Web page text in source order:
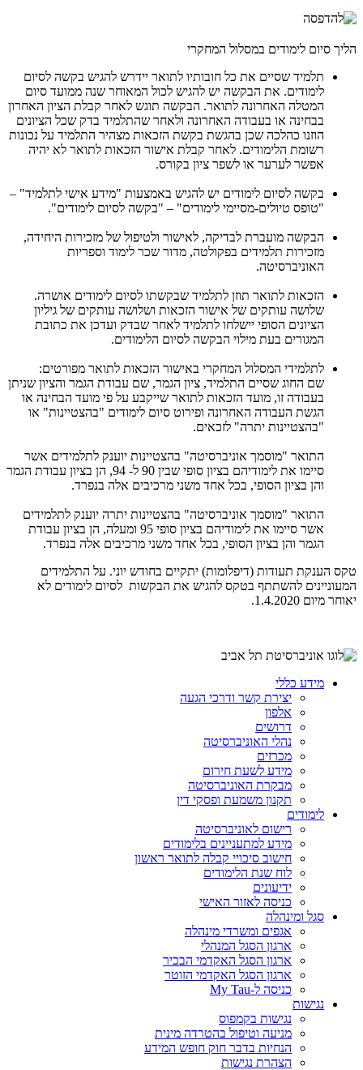
הליך סיום לימודים במסלול המחקרי
תלמיד שסיים את כל חובותיו לתואר יידרש להגיש בקשה לסיום
לימודים. את הבקשה יש להגיש לכול המאוחר שנה ממועד סיום
המטלה האחרונה לתואר. הבקשה תוגש לאחר קבלת הציון האחרון
בבחינה או בעבודה האחרונה ולאחר שהתלמיד בדק שכל הציונים
הוזנו כהלכה שכן בהגשת בקשת הזכאות מצהיר התלמיד על נכונות
רשומת הלימודים. לאחר קבלת אישור הזכאות לתואר לא יהיה
אפשר לערער או לשפר ציון בקורס.
בקשה לסיום לימודים יש להגיש באמצעות "מידע אישי לתלמיד" –
"טופס טיולים-מסיימי לימודים" – "בקשה לסיום לימודים".
הבקשה מועברת לבדיקה, לאישור ולטיפול של מזכירות היחידה,
מזכירות תלמידים בפקולטה, מדור שכר לימוד וספריות
האוניברסיטה.
הזכאות לתואר תוזן לתלמיד שבקשתו לסיום לימודים אושרה.
שלושה עותקים של אישור הזכאות ושלושה עותקים של גיליון
הציונים הסופי יישלחו לתלמיד לאחר שבדק ועדכן את כתובת
המגורים בעת מילוי הבקשה לסיום הלימודים.
לתלמידי המסלול המחקרי באישור הזכאות לתואר מפורטים:
שם החוג שסיים התלמיד, ציון הגמר, שם עבודת הגמר והציון שניתן
בעבודה זו, מועד הזכאות לתואר שייקבע על פי מועד הבחינה או
הגשת העבודה האחרונה ופירוט סיום לימודים "בהצטיינות" או
"בהצטיינות יתרה" לזכאים.
התואר "מוסמך אוניברסיטה" בהצטיינות יוענק לתלמידים אשר
סיימו את לימודיהם בציון סופי שבין 90 ל- 94, הן בציון עבודת הגמר
והן בציון הסופי, בכל אחד משני מרכיבים אלה בנפרד.
התואר "מוסמך אוניברסיטה" בהצטיינות יתרה יוענק לתלמידים
אשר סיימו את לימודיהם בציון סופי 95 ומעלה, הן בציון עבודת
הגמר והן בציון הסופי, בכל אחד משני מרכיבים אלה בנפרד.
טקס הענקת תעודות (דיפלומות) יתקיים בחודש יוני. על התלמידים
המעוניינים להשתתף בטקס להגיש את הבקשות לסיום לימודים לא
יאוחר מיום 1.4.2020.
מידע כללי
יצירת קשר ודרכי הגעה
אלפון
דרושים
נהלי האוניברסיטה
מכרזים
מידע לשעת חירום
מבקרת האוניברסיטה
תקנון משמעת ופסקי דין
לימודים
רישום לאוניברסיטה
מידע למתעניינים בלימודים
חישוב סיכויי קבלה לתואר ראשון
לוח שנת הלימודים
ידיעונים
כניסה לאזור האישי
סגל ומינהלה
אגפים ומשרדי מינהלה
ארגון הסגל המנהלי
ארגון הסגל האקדמי הבכיר
ארגון הסגל האקדמי הזוטר
כניסה ל-My Tau
נגישות
נגישות בקמפוס
מניעה וטיפול בהטרדה מינית
הנחיות בדבר חוק חופש המידע
הצהרת נגישות